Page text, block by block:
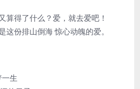
算得了什么？爱，就去爱吧！
这份排山倒海 惊心动魄的爱。
生